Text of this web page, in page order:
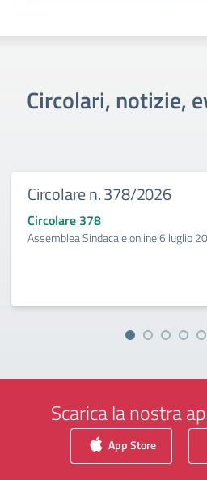
Circolari, notizie,
Circolare n. 378/2026
Circolare 378
Assemblea Sindacale online 6 luglio
Scarica la nostra
App Store